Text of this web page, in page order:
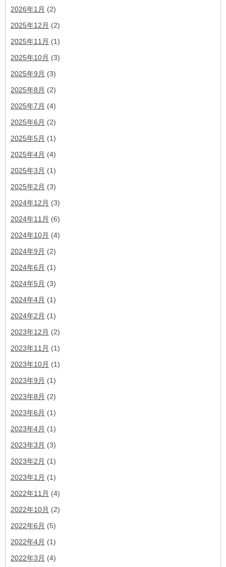
2026年1月 (2)
2025年12月 (2)
2025年11月 (1)
2025年10月 (3)
2025年9月 (3)
2025年8月 (2)
2025年7月 (4)
2025年6月 (2)
2025年5月 (1)
2025年4月 (4)
2025年3月 (1)
2025年2月 (3)
2024年12月 (3)
2024年11月 (6)
2024年10月 (4)
2024年9月 (2)
2024年6月 (1)
2024年5月 (3)
2024年4月 (1)
2024年2月 (1)
2023年12月 (2)
2023年11月 (1)
2023年10月 (1)
2023年9月 (1)
2023年8月 (2)
2023年6月 (1)
2023年4月 (1)
2023年3月 (3)
2023年2月 (1)
2023年1月 (1)
2022年11月 (4)
2022年10月 (2)
2022年6月 (5)
2022年4月 (1)
2022年3月 (4)